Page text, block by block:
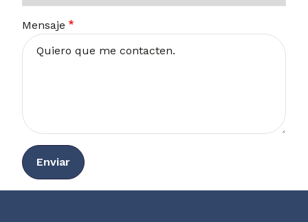
Mensaje
Enviar